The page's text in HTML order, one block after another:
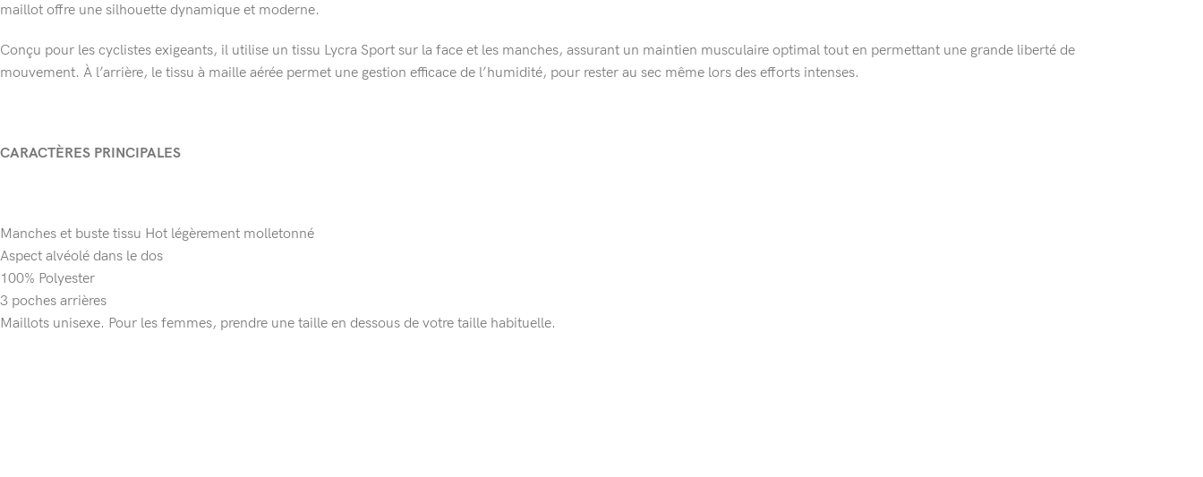
maillot offre une silhouette dynamique et moderne.
Conçu pour les cyclistes exigeants, il utilise un tissu Lycra Sport sur la face et les manches, assurant un maintien musculaire optimal tout en permettant une grande liberté de
mouvement. À l’arrière, le tissu à maille aérée permet une gestion efficace de l’humidité, pour rester au sec même lors des efforts intenses.
CARACTÈRES PRINCIPALES
Manches et buste tissu Hot légèrement molletonné
Aspect alvéolé dans le dos
100% Polyester
3 poches arrières
Maillots unisexe. Pour les femmes, prendre une taille en dessous de votre taille habituelle.